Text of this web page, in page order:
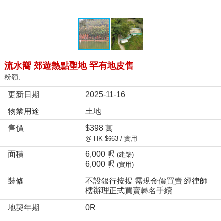
流水嚮 郊遊熱點聖地 罕有地皮售
粉嶺,
更新日期
2025-11-16
物業用途
土地
售價
$398 萬
@ HK $663 / 實用
面積 6,000 呎 (建築)
6,000 呎 (實用)
裝修
不設銀行按揭 需現金價買賣 經律師
樓辦理正式買賣轉名手續
地契年期
0R